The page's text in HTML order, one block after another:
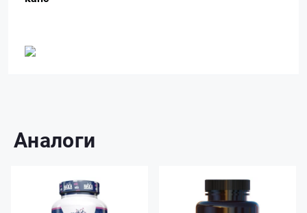
Аналоги